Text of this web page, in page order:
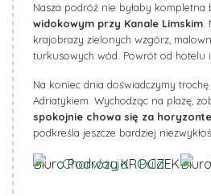
Nasza podróż nie byłaby kompletna
widokowym przy Kanale Limskim
krajobrazy zielonych wzgórz,
turkusowych wód. Powrót od hotelu
Na koniec dnia doświadczymy
Adriatykiem. Wychodząc na plażę,
spokojnie chowa się za
podkreśla jeszcze bardziej
Biuro Podróży KROCZEK